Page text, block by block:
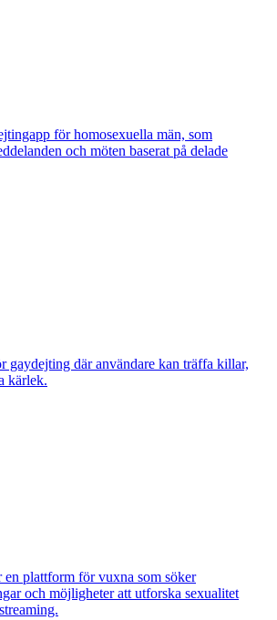
för homosexuella män, som
och möten baserat på delade
gaydejting där användare kan träffa killar,
kärlek.
plattform för vuxna som söker
och möjligheter att utforska sexualitet